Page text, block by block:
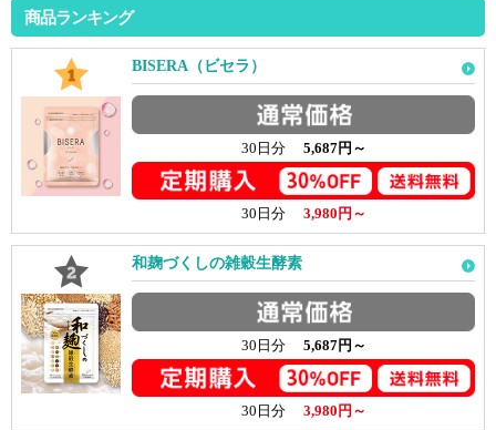
商品ランキング
BISERA（ビセラ）
30日分 5,687円～
30日分 3,980円～
和麹づくしの雑穀生酵素
30日分 5,687円～
30日分 3,980円～